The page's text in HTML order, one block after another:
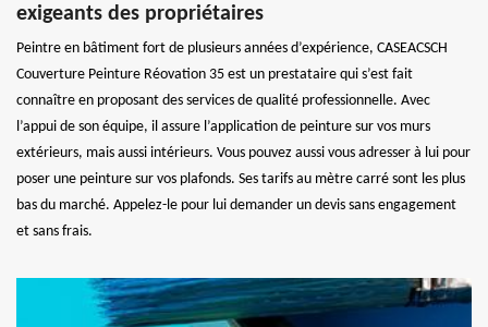
exigeants des propriétaires
Peintre en bâtiment fort de plusieurs années d’expérience, CASEACSCH
Couverture Peinture Réovation 35 est un prestataire qui s’est fait
connaître en proposant des services de qualité professionnelle. Avec
l’appui de son équipe, il assure l’application de peinture sur vos murs
extérieurs, mais aussi intérieurs. Vous pouvez aussi vous adresser à lui pour
poser une peinture sur vos plafonds. Ses tarifs au mètre carré sont les plus
bas du marché. Appelez-le pour lui demander un devis sans engagement
et sans frais.